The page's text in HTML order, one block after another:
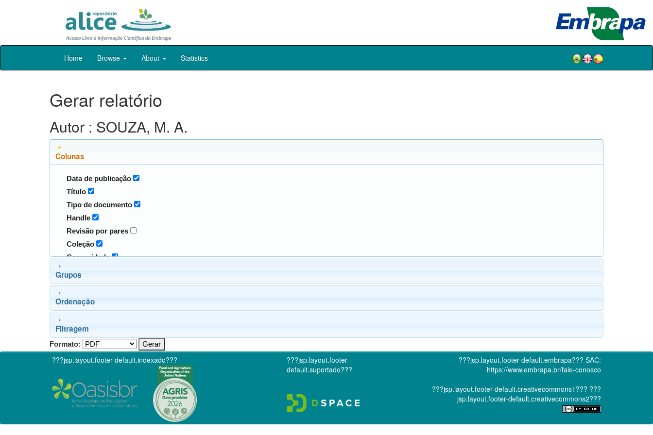
Skip
Home Browse About Statistics
Gerar relatório
Autor : SOUZA, M. A.
Colunas
Data de publicação
Título
Tipo de documento
Handle
Revisão por pares
Coleção
Comunidade
Grupos
Ordenação
Filtragem
Formato:
???jsp.layout.footer-default.indexado???
???jsp.layout.footer-
default.suportado???
???jsp.layout.footer-default.embrapa??? SAC:
https://www.embrapa.br/fale-conosco
???jsp.layout.footer-default.creativecommons1??? ???
jsp.layout.footer-default.creativecommons2???